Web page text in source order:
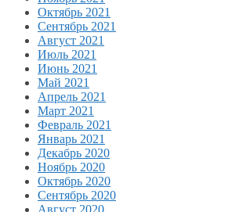
Октябрь 2021
Сентябрь 2021
Август 2021
Июль 2021
Июнь 2021
Май 2021
Апрель 2021
Март 2021
Февраль 2021
Январь 2021
Декабрь 2020
Ноябрь 2020
Октябрь 2020
Сентябрь 2020
Август 2020